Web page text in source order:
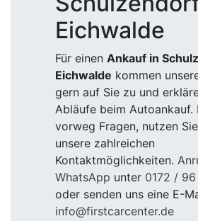
Eichwalde
Für einen Ankauf in
Eichwalde kommen
gern auf Sie zu und
Abläufe beim Autoankauf.
vorweg Fragen, nutzen
unsere zahlreichen
Kontaktmöglichkeiten.
WhatsApp unter 0172 /
oder senden uns eine E-
info@firstcarcenter.de